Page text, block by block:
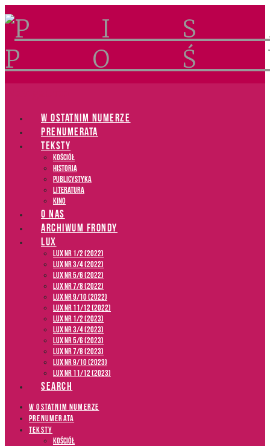
W OSTATNIM NUMERZE
PRENUMERATA
TEKSTY
Kościół
Historia
Publicystyka
Literatura
Kino
O NAS
ARCHIWUM FRONDY
LUX
LUX NR 1/2 (2022)
LUX NR 3/4 (2022)
LUX NR 5/6 (2022)
LUX NR 7/8 (2022)
LUX nr 9/10 (2022)
LUX NR 11/12 (2022)
LUX NR 1/2 (2023)
LUX NR 3/4 (2023)
LUX NR 5/6 (2023)
LUX NR 7/8 (2023)
LUX NR 9/10 (2023)
LUX NR 11/12 (2023)
SEARCH
W OSTATNIM NUMERZE
PRENUMERATA
TEKSTY
Kościół